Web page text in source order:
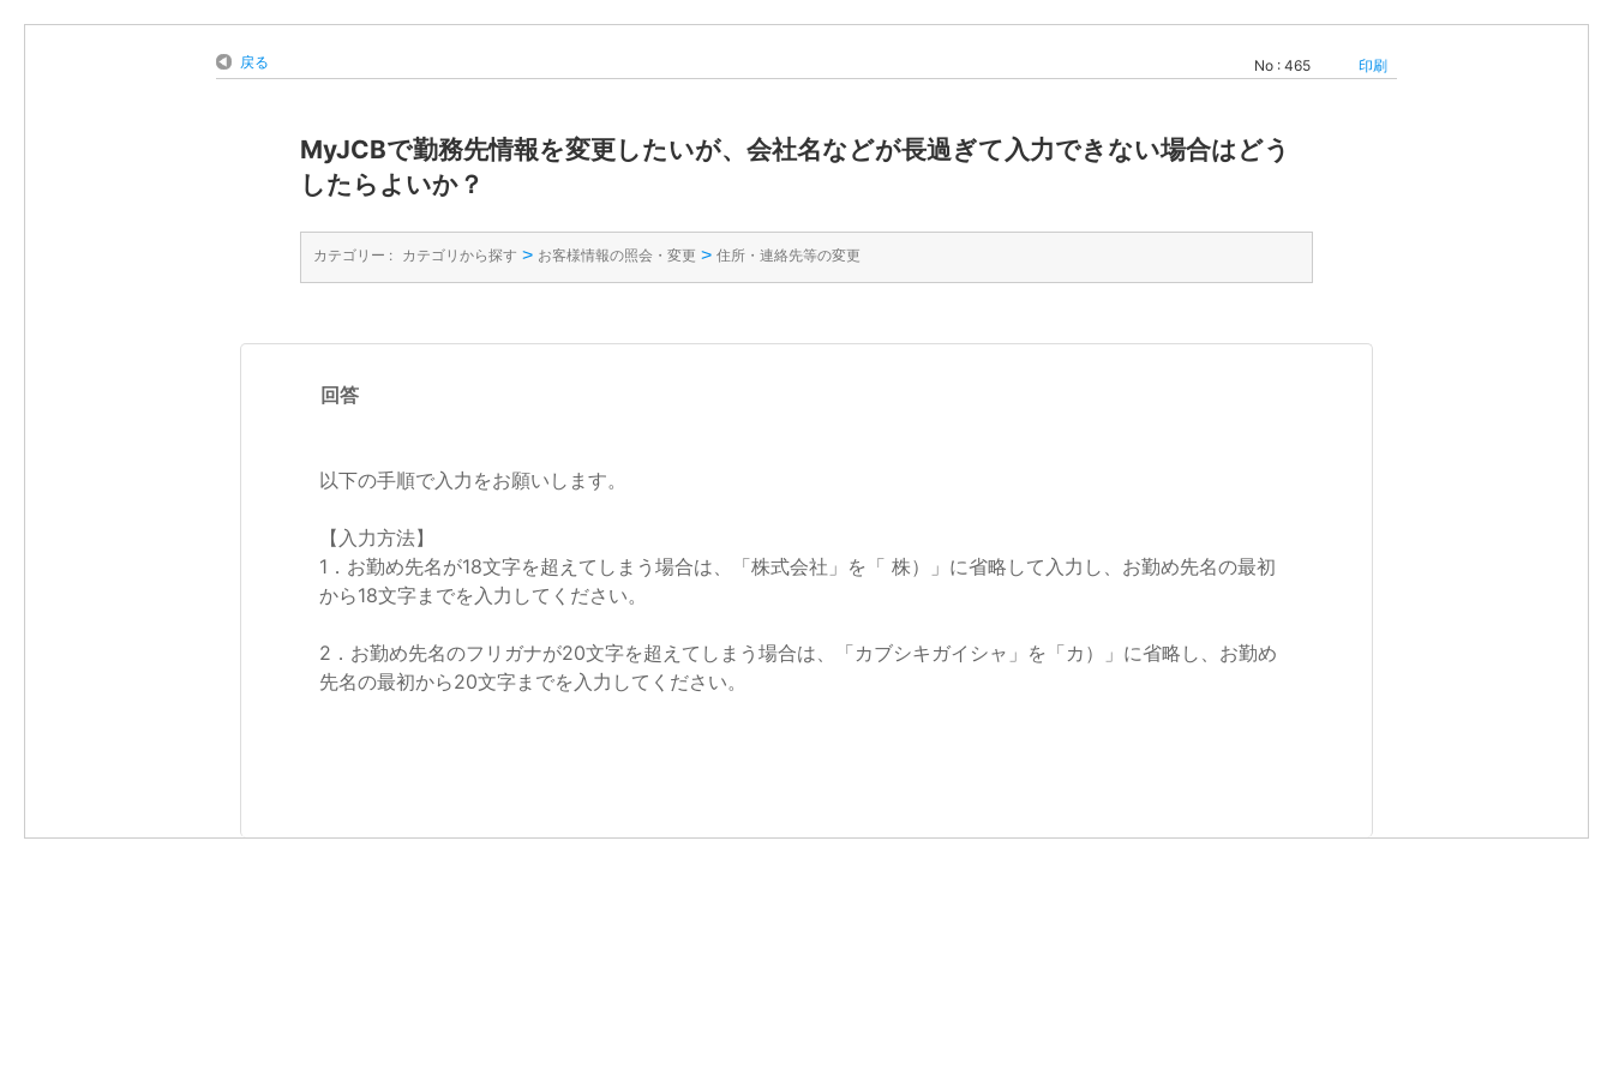
戻る No : 465 印刷
MyJCBで勤務先情報を変更したいが、会社名などが長過ぎて入力できない場合はどう
したらよいか？
カテゴリー : カテゴリから探す > お客様情報の照会・変更 > 住所・連絡先等の変更
回答
以下の手順で入力をお願いします。
【入力方法】
1．お勤め先名が18文字を超えてしまう場合は、「株式会社」を「 株）」に省略して入力し、お勤め先名の最初
から18文字までを入力してください。
2．お勤め先名のフリガナが20文字を超えてしまう場合は、「カブシキガイシャ」を「カ）」に省略し、お勤め
先名の最初から20文字までを入力してください。